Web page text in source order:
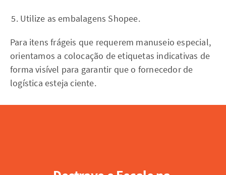
Utilize as embalagens Shopee.
Para itens frágeis que requerem manuseio especial,
orientamos a colocação de etiquetas indicativas de
forma visível para garantir que o fornecedor de
logística esteja ciente.